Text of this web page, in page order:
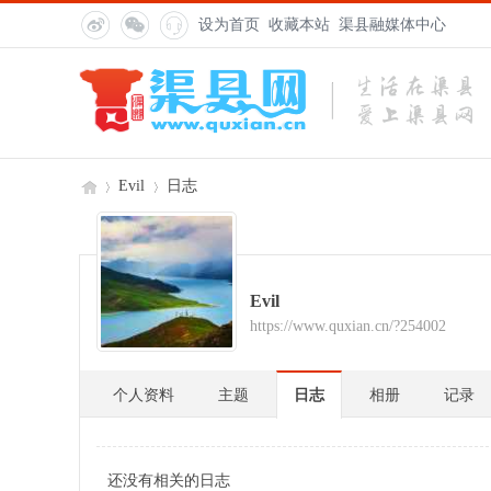
设为首页 收藏本站 渠县融媒体中心
Evil
›
日志
Evil
https://www.quxian.cn/?254002
个人资料 主题 日志 相册 记录
还没有相关的日志